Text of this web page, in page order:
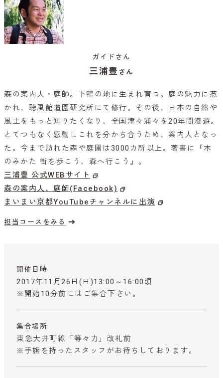
ガイドさん
三浦豊 さん
森の案内人・庭師。下鴨の地に生まれ育つ。庭の魅力に惹
かれ、聴風館造園研究所にて修行。その後、日本の自然や
風土をもっと知りたくなり、全国津々浦々を20年間漫遊。
とてつもなく感動しこれを分かち合うため、案内人となっ
た。今まで訪れた森や庭園は3000カ所以上。著書に『木
のみかた 街を歩こう、森へ行こう』。
三浦豊 公式WEBサイト
森の案内人、庭師(Facebook)
まいまい京都YouTubeチャンネルに出演
担当コースをみる
開催日時
2017年11月26日(日)13:00～16:00頃
※開始10分前にはご集合下さい。
集合場所
東急大井町線「等々力」改札前
※手旗を持ったスタッフがお待ちしております。